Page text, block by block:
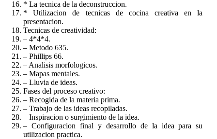
* La tecnica de la deconstruccion.
* Utilizacion de tecnicas de cocina creativa en la
presentacion.
Tecnicas de creatividad:
– 4*4*4.
– Metodo 635.
– Phillips 66.
– Analisis morfologicos.
– Mapas mentales.
– Lluvia de ideas.
Fases del proceso creativo:
– Recogida de la materia prima.
– Trabajo de las ideas recopiladas.
– Inspiracion o surgimiento de la idea.
– Configuracion final y desarrollo de la idea para su
utilizacion practica.